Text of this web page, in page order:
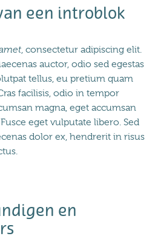
een introblok
, consectetur adipiscing elit.
auctor, odio sed egestas
tellus, eu pretium quam
facilisis, odio in tempor
magna, eget accumsan
eget vulputate libero. Sed
dolor ex, hendrerit in risus
en